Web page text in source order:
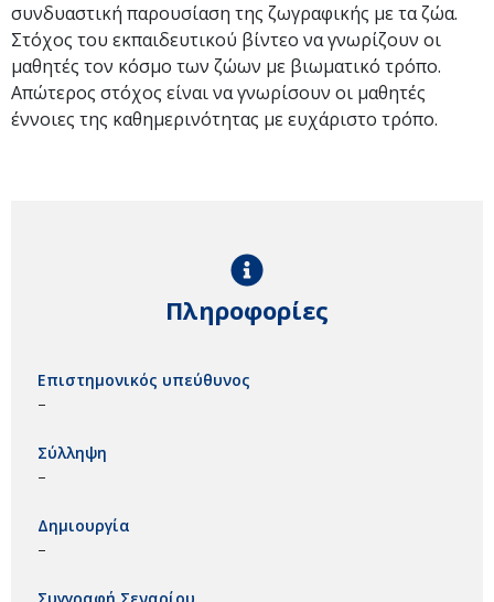
συνδυαστική παρουσίαση της ζωγραφικής με τα ζώα.
Στόχος του εκπαιδευτικού βίντεο να γνωρίζουν οι
μαθητές τον κόσμο των ζώων με βιωματικό τρόπο.
Απώτερος στόχος είναι να γνωρίσουν οι μαθητές
έννοιες της καθημερινότητας με ευχάριστο τρόπο.
Πληροφορίες
Επιστημονικός υπεύθυνος
–
Σύλληψη
–
Δημιουργία
–